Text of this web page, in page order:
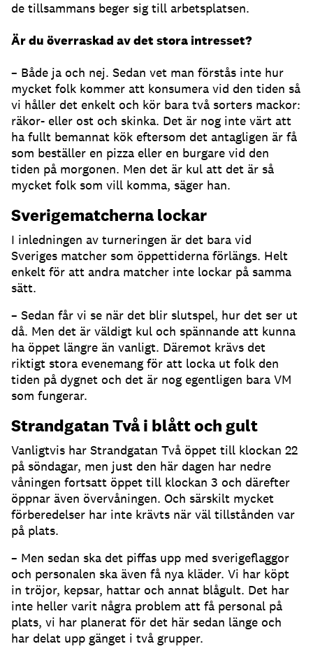
de tillsammans beger sig till arbetsplatsen.
Är du överraskad av det stora intresset?
– Både ja och nej. Sedan vet man förstås inte hur
mycket folk kommer att konsumera vid den tiden så
vi håller det enkelt och kör bara två sorters mackor:
räkor- eller ost och skinka. Det är nog inte värt att
ha fullt bemannat kök eftersom det antagligen är få
som beställer en pizza eller en burgare vid den
tiden på morgonen. Men det är kul att det är så
mycket folk som vill komma, säger han.
Sverigematcherna lockar
I inledningen av turneringen är det bara vid
Sveriges matcher som öppettiderna förlängs. Helt
enkelt för att andra matcher inte lockar på samma
sätt.
– Sedan får vi se när det blir slutspel, hur det ser ut
då. Men det är väldigt kul och spännande att kunna
ha öppet längre än vanligt. Däremot krävs det
riktigt stora evenemang för att locka ut folk den
tiden på dygnet och det är nog egentligen bara VM
som fungerar.
Strandgatan Två i blått och gult
Vanligtvis har Strandgatan Två öppet till klockan 22
på söndagar, men just den här dagen har nedre
våningen fortsatt öppet till klockan 3 och därefter
öppnar även övervåningen. Och särskilt mycket
förberedelser har inte krävts när väl tillstånden var
på plats.
– Men sedan ska det piffas upp med sverigeflaggor
och personalen ska även få nya kläder. Vi har köpt
in tröjor, kepsar, hattar och annat blågult. Det har
inte heller varit några problem att få personal på
plats, vi har planerat för det här sedan länge och
har delat upp gänget i två grupper.